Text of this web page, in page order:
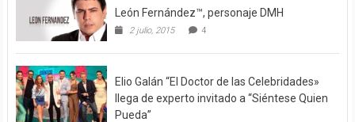
León Fernández™, personaje DMH
2 julio, 2015 4
Elio Galán “El Doctor de las Celebridades»
llega de experto invitado a “Siéntese Quien
Pueda”